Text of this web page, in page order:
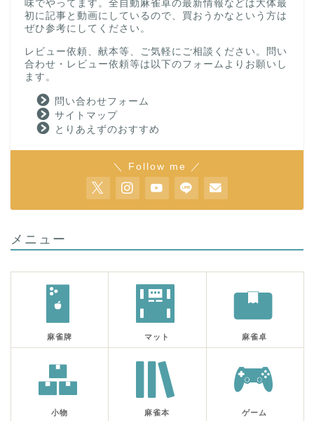
味でやってます。全自動麻雀卓の最新情報などは大体最
初に記事と動画にしているので、買おうかなという方は
ぜひ参考にしてください。
レビュー依頼、献本等、ご気軽にご相談ください。問い
合わせ・レビュー依頼等は以下のフォームよりお願いし
ます。
問い合わせフォーム
サイトマップ
とりあえずのおすすめ
＼ Follow me ／
メニュー
麻雀牌 マット 麻雀卓
小物 麻雀本 ゲーム